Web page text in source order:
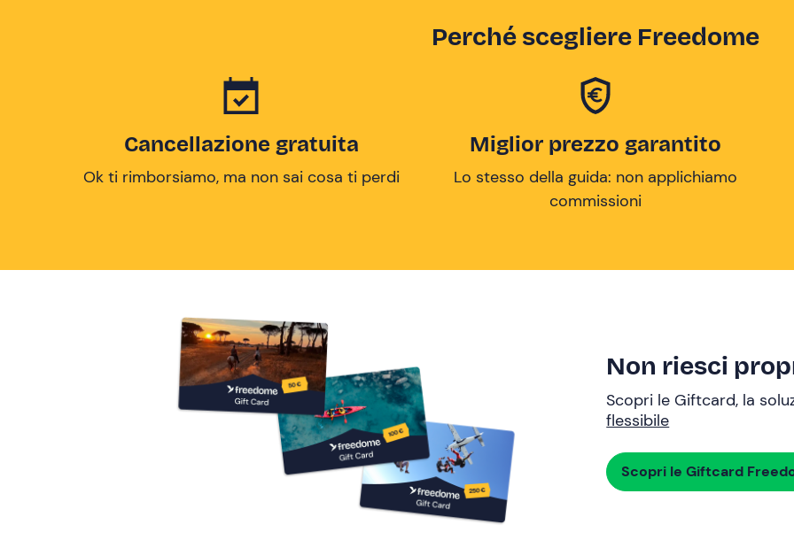
Perché scegliere Freedome
Cancellazione gratuita
Ok ti rimborsiamo, ma non sai cosa ti perdi
Miglior prezzo garantito
Lo stesso della guida: non applichiamo
commissioni
Non riesci
Scopri le Giftcard, la
flessibile
Scopri le Giftcard